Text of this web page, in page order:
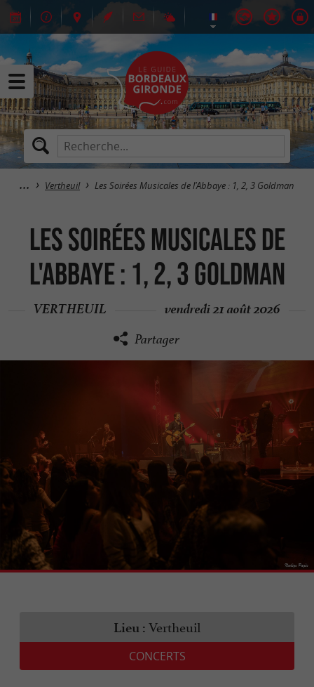
Vertheuil Les Soirées Musicales de l'Abbaye : 1, 2, 3 Goldman
Les Soirées Musicales de
l'Abbaye : 1, 2, 3 Goldman
VERTHEUIL vendredi 21 août 2026
Partager
Lieu : Vertheuil
CONCERTS